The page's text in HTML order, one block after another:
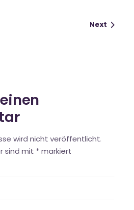
Next
wird nicht veröffentlicht.
sind mit * markiert